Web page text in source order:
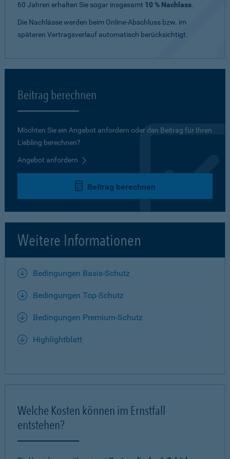
60 Jahren erhalten Sie sogar insgesamt 10 % Nachlass.
Die Nachlässe werden beim Online-Abschluss bzw. im
späteren Vertragsverlauf automatisch berücksichtigt.
Beitrag berechnen
Möchten Sie ein Angebot anfordern oder den Beitrag für Ihren
Liebling berechnen?
Angebot anfordern
Beitrag berechnen
Weitere Informationen
Bedingungen Basis-Schutz
Bedingungen Top-Schutz
Bedingungen Premium-Schutz
Highlightblatt
Welche Kosten können im Ernstfall
entstehen?